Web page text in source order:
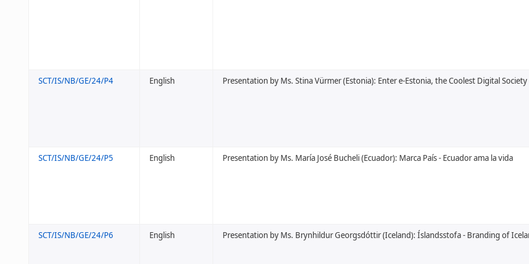
SCT/IS/NB/GE/24/P4 English Presentation by Ms. Stina Vürmer (Estonia): Enter e-Estonia, the Coolest Digital Society
SCT/IS/NB/GE/24/P5 English Presentation by Ms. María José Bucheli (Ecuador): Marca País - Ecuador ama la vida
SCT/IS/NB/GE/24/P6 English Presentation by Ms. Brynhildur Georgsdóttir (Iceland): Íslandsstofa - Branding of